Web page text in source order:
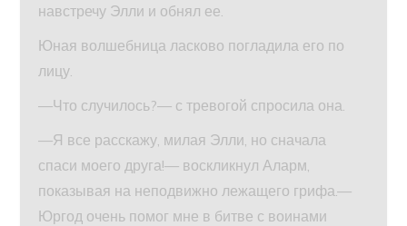
навстречу Элли и обнял ее.
Юная волшебница ласково погладила его по
лицу.
—Что случилось?— с тревогой спросила она.
—Я все расскажу, милая Элли, но сначала
спаси моего друга!— воскликнул Аларм,
показывая на неподвижно лежащего грифа.—
Юргод очень помог мне в битве с воинами